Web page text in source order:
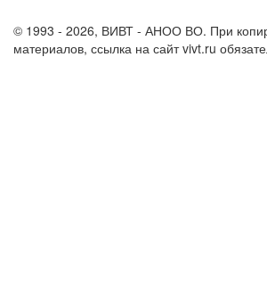
© 1993 - 2026, ВИВТ - АНОО ВО. При
материалов, ссылка на сайт vivt.ru